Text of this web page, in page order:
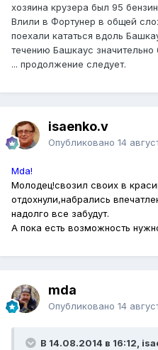
хозяина крузера был 95
Влили в Фортунер в общей
поехали кататься вдоль
течению Башкаус значительно
... продолжение следует.
isaenko.v
Опубликовано 14
Mda!
Молодец!свозил своих в
отдохнули,набрались
надолго все забудут.
А пока есть возможность
mda
Опубликовано 14
В 14.08.2014 в 16:12,